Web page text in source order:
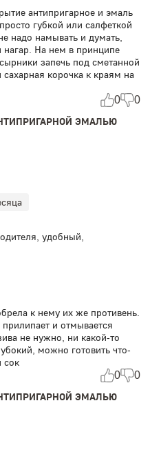
антипригарное и эмаль
губкой или салфеткой
надо намывать и думать,
нагар. На нем в принципе
запечь под сметанной
корочка к краям на
0 0
ЭМАЛЬЮ
удобный,
к нему их же противень.
и отмывается
не нужно, ни какой-то
можно готовить что-
сок
0 0
ЭМАЛЬЮ